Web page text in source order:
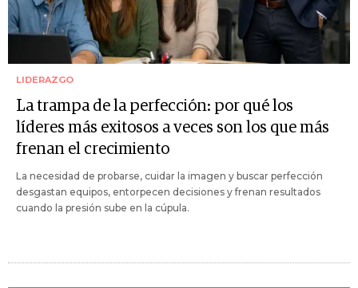
LIDERAZGO
La trampa de la perfección: por qué los
líderes más exitosos a veces son los que más
frenan el crecimiento
La necesidad de probarse, cuidar la imagen y buscar perfección
desgastan equipos, entorpecen decisiones y frenan resultados
cuando la presión sube en la cúpula.